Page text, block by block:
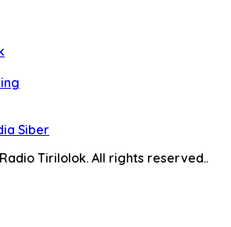
Siber
Tirilolok. All rights reserved..